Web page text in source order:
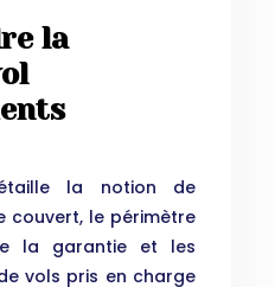
la
la notion de
couvert, le périmètre
la garantie et les
vols pris en charge